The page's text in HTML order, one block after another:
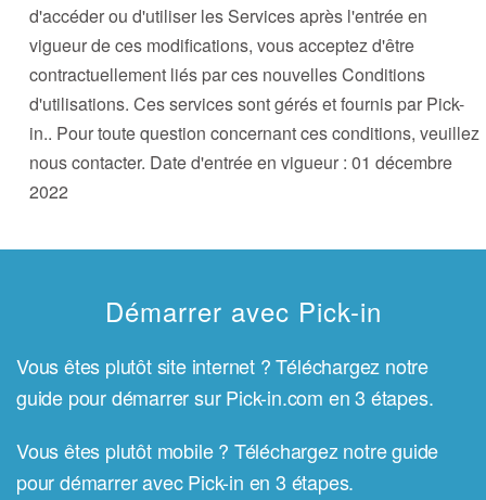
d'accéder ou d'utiliser les Services après l'entrée en
vigueur de ces modifications, vous acceptez d'être
contractuellement liés par ces nouvelles Conditions
d'utilisations. Ces services sont gérés et fournis par Pick-
in.. Pour toute question concernant ces conditions, veuillez
nous contacter. Date d'entrée en vigueur : 01 décembre
2022
Démarrer avec Pick-in
Vous êtes plutôt site internet ? Téléchargez notre
guide pour démarrer sur Pick-in.com en 3 étapes.
Vous êtes plutôt mobile ? Téléchargez notre guide
pour démarrer avec Pick-in en 3 étapes.